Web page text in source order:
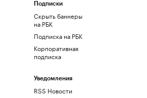
Подписки
Скрыть баннеры
на РБК
Подписка на РБК
Корпоративная
подписка
Уведомления
RSS Новости